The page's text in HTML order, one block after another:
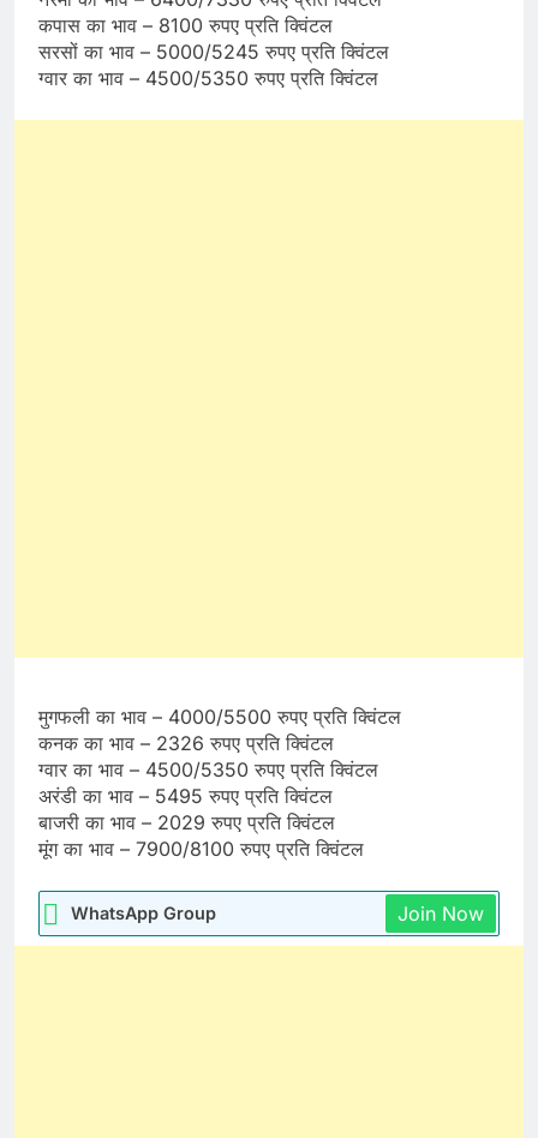
कपास का भाव – 8100 रुपए प्रति क्विंटल
सरसों का भाव – 5000/5245 रुपए प्रति क्विंटल
ग्वार का भाव – 4500/5350 रुपए प्रति क्विंटल
मुगफली का भाव – 4000/5500 रुपए प्रति क्विंटल
कनक का भाव – 2326 रुपए प्रति क्विंटल
ग्वार का भाव – 4500/5350 रुपए प्रति क्विंटल
अरंडी का भाव – 5495 रुपए प्रति क्विंटल
बाजरी का भाव – 2029 रुपए प्रति क्विंटल
मूंग का भाव – 7900/8100 रुपए प्रति क्विंटल
WhatsApp Group Join Now